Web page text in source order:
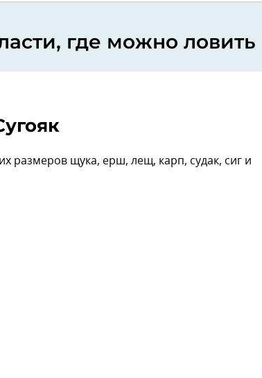
где можно
размеров щука, ерш, лещ, карп, судак, сиг и